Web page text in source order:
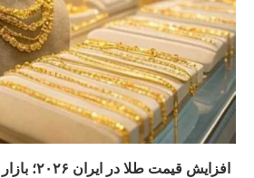
افزایش قیمت طلا در ایران ۲۰۲۶؛ بازار همچنان صعودی است